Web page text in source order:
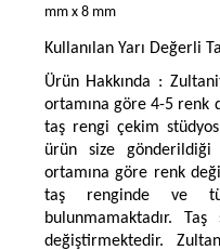
mm x 8 mm
Kullanılan Yarı Değerli
Ürün Hakkında :
ortamına göre 4-5 renk
taş rengi çekim
ürün size gönderildiği
ortamına göre renk
taş renginde ve
bulunmamaktadır.
değiştirmektedir.